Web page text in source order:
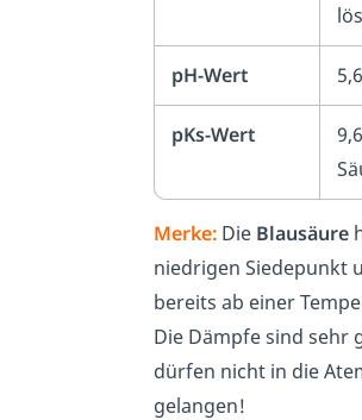
pH-Wert
pKs-Wert
Merke: Die Blausäure
niedrigen Siedepunkt
bereits ab einer
Die Dämpfe sind sehr
dürfen nicht in die
gelangen!